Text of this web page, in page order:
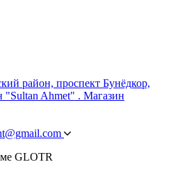
район, проспект Бунёдкор,
"Sultan Ahmet" . Магазин
GLOTR